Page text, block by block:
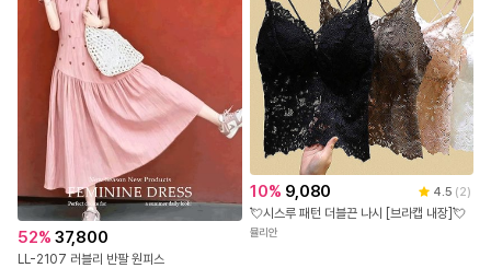
52% 37,800
LL-2107 러블리 반팔 원피스
10% 9,080 4.5 (2)
💘시스루 패턴 더블끈 나시 [브라캡 내장]💘
뮬리안